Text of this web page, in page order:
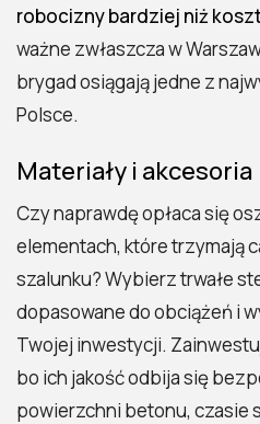
robocizny bardziej niż
ważne zwłaszcza w
brygad osiągają jedne z
Polsce.
Materiały i akcesoria
Czy naprawdę opłaca się
elementach, które trzymają
szalunku? Wybierz trwałe
dopasowane do obciążeń i
Twojej inwestycji.
bo ich jakość odbija się
powierzchni betonu, czasie